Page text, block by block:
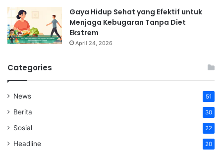
Gaya Hidup Sehat yang Efektif untuk
Menjaga Kebugaran Tanpa Diet
Ekstrem
April 24, 2026
Categories
News 51
Berita 30
Sosial 22
Headline 20